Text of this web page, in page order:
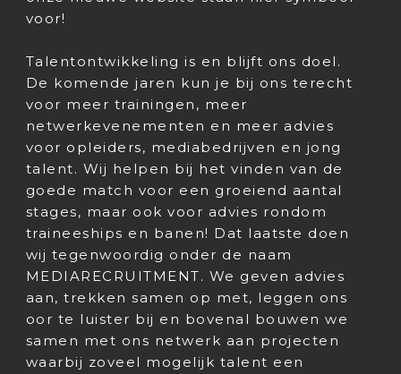
voor!
Talentontwikkeling is en blijft ons doel.
De komende jaren kun je bij ons terecht
voor meer trainingen, meer
netwerkevenementen en meer advies
voor opleiders, mediabedrijven en jong
talent. Wij helpen bij het vinden van de
goede match voor een groeiend aantal
stages, maar ook voor advies rondom
traineeships en banen! Dat laatste doen
wij tegenwoordig onder de naam
MEDIARECRUITMENT. We geven advies
aan, trekken samen op met, leggen ons
oor te luister bij en bovenal bouwen we
samen met ons netwerk aan projecten
waarbij zoveel mogelijk talent een